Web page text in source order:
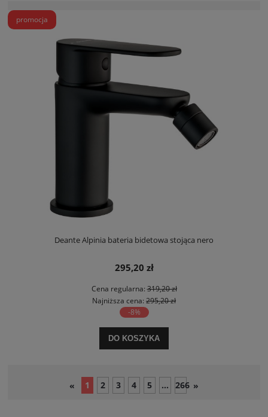
Deante Alpinia bateria bidetowa stojąca nero
295,20 zł
Cena regularna:319,20 zł
Najniższa cena: 295,20 zł
-8%
DO KOSZYKA
promocja
« 1 2 3 4 5 ... 266 »